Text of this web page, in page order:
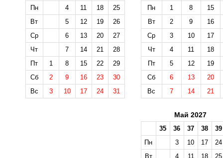
Пн
4 11 18
25
Вт
5 12 19
26
Ср
6 13 20
27
Чт
7 14 21
28
Пт
1 8 15 22
29
Сб
2 9 16 23
30
Вс
3 10 17 24 31
Пн
1 8
15
Вт
2 9
16
Ср
3 10
17
Чт
4 11
18
Пт
5 12
19
Сб
6 13
20
Вс
7 14 21
Май 2027
35 36 37 38
39
Пн
3 10 17
24
Вт
4 11 18
25